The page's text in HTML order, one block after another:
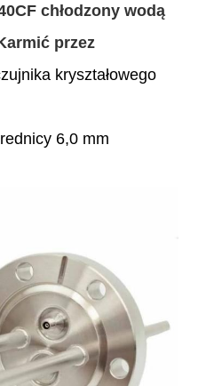
chłodzony wodą
przez
kryształowego
6,0 mm